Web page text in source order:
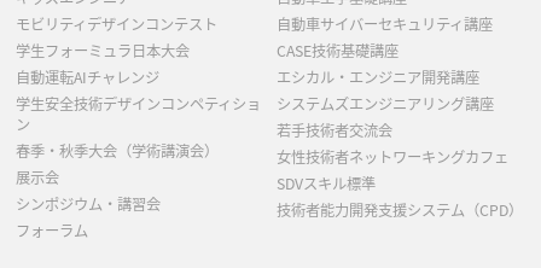
モビリティデザインコンテスト
学生フォーミュラ日本大会
自動運転AIチャレンジ
学生安全技術デザインコンペティショ
ン
春季・秋季大会（学術講演会）
展示会
シンポジウム・講習会
フォーラム
自動車サイバーセキュリティ講座
CASE技術基礎講座
エシカル・エンジニア開発講座
システムズエンジニアリング講座
若手技術者交流会
女性技術者ネットワーキングカフェ
SDVスキル標準
技術者能力開発支援システム（CPD）